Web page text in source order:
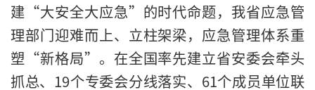
建“大安全大应急”的时代命题，我省应急管
理部门迎难而上、立柱架梁，应急管理体系重
塑“新格局”。在全国率先建立省安委会牵头
抓总、19个专委会分线落实、61个成员单位联